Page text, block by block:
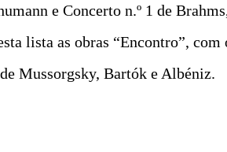
e Concerto n.º 1 de
lista as obras “Encontro”,
Mussorgsky, Bartók e Albéniz.